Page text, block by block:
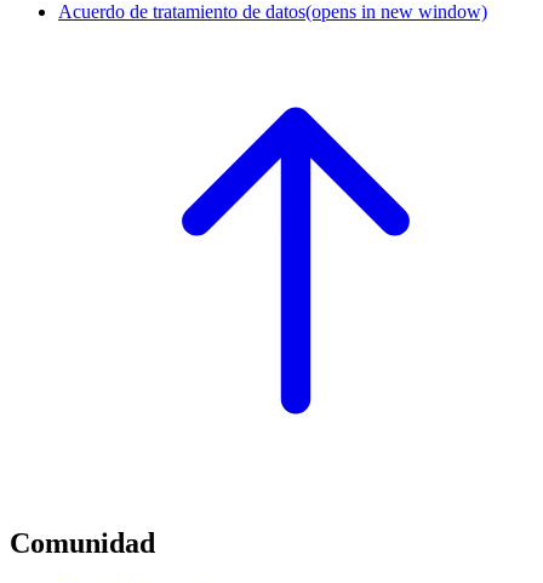
Acuerdo de tratamiento de datos(opens in new window)
Comunidad